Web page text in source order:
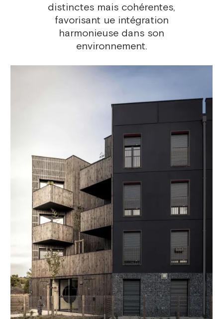
distinctes mais cohérentes,
favorisant ue intégration
harmonieuse dans son
environnement.